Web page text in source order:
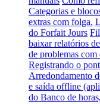
Categorias e
extras com folga.
do Forfait Jours
baixar relatórios
de problemas
Registrando o
Arredondamento
e saída offline
do Banco de